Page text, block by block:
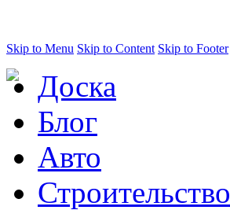
Skip to Menu Skip to Content Skip to Footer
Доска
Блог
Авто
Строительство